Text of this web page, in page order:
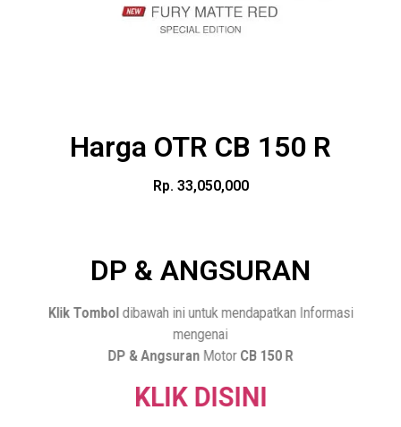
Harga OTR CB 150 R
Rp. 33,050,000
DP & ANGSURAN
Klik Tomboldibawah ini untuk mendapatkan Informasi
mengenai
DP & Angsuran Motor CB 150 R
KLIK DISINI